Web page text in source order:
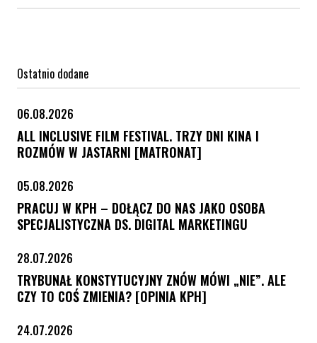
Ostatnio dodane
06.08.2026
ALL INCLUSIVE FILM FESTIVAL. TRZY DNI KINA I
ROZMÓW W JASTARNI [MATRONAT]
05.08.2026
PRACUJ W KPH – DOŁĄCZ DO NAS JAKO OSOBA
SPECJALISTYCZNA DS. DIGITAL MARKETINGU
28.07.2026
TRYBUNAŁ KONSTYTUCYJNY ZNÓW MÓWI „NIE”. ALE
CZY TO COŚ ZMIENIA? [OPINIA KPH]
24.07.2026